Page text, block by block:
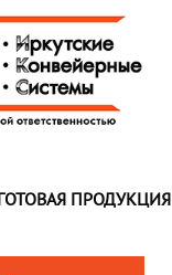
ПРОДУКЦИЯ